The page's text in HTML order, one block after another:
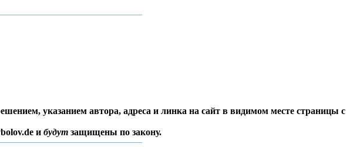
указанием автора, адреса и линка на сайт в видимом месте страницы с
и будут защищены по закону.